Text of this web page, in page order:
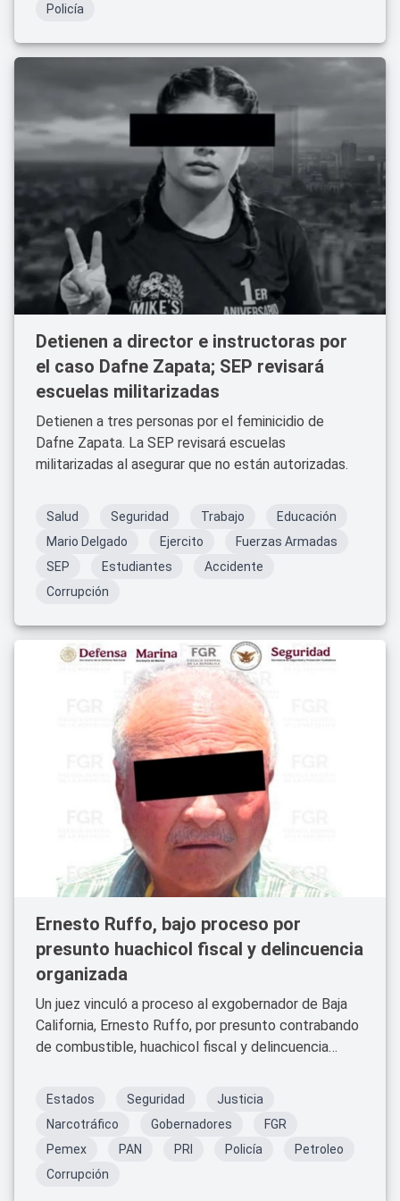
Policía
Detienen a director e instructoras por
el caso Dafne Zapata; SEP revisará
escuelas militarizadas
Detienen a tres personas por el feminicidio de
Dafne Zapata. La SEP revisará escuelas
militarizadas al asegurar que no están autorizadas.
Salud Seguridad Trabajo
Educación
Mario Delgado
Ejercito
Fuerzas Armadas
SEP
Estudiantes
Accidente
Corrupción
Ernesto Ruffo, bajo proceso por
presunto huachicol fiscal y delincuencia
organizada
Un juez vinculó a proceso al exgobernador de Baja
California, Ernesto Ruffo, por presunto contrabando
de combustible, huachicol fiscal y delincuencia
Estados Seguridad
Justicia
Narcotráfico
Gobernadores
FGR
Pemex
PAN PRI Policía
Petroleo
Corrupción